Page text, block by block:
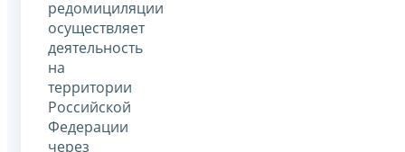
редомициляции
осуществляет
деятельность
на
территории
Российской
Федерации
через